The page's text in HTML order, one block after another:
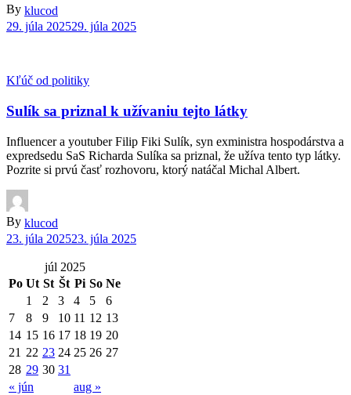
By klucod
29. júla 202529. júla 2025
Kľúč od politiky
Sulík sa priznal k užívaniu tejto látky
Influencer a youtuber Filip Fiki Sulík, syn exministra hospodárstva a
expredsedu SaS Richarda Sulíka sa priznal, že užíva tento typ látky.
Pozrite si prvú časť rozhovoru, ktorý natáčal Michal Albert.
By klucod
23. júla 202523. júla 2025
júl 2025
Po Ut St Št Pi So Ne
« jún aug »
1 2 3 4 5
6
7
8 9 10 11 12 13
14 15 16 17 18 19 20
21 22 23 24 25 26 27
28 29 30 31